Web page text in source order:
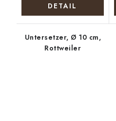
DETAIL
Untersetzer, Ø 10 cm,
Rottweiler